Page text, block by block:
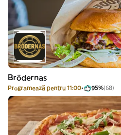
Brödernas
Programează pentru 11:00 95%(68)